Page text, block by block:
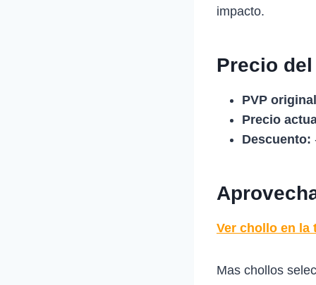
impacto.
Precio
PVP
Precio
Descuento:
Ver chollo en la
Mas chollos